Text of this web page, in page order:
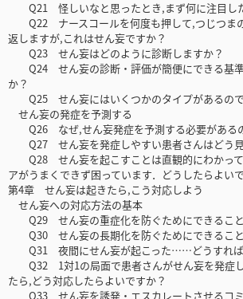
Q21 怪しいなと思ったとき,まず何に注目し
Q22 ナースコールを何度も押して,つじつま
返しますが,これはせん妄ですか？
Q23 せん妄はどのように診断しますか？
Q24 せん妄の診断・評価が簡便にできる基準
か？
Q25 せん妄にはいくつかのタイプがあるので
せん妄の発症を予測する
Q26 なぜ,せん妄発症を予測する必要がある
Q27 せん妄を発症しやすい患者さんはどう見
Q28 せん妄を起こすことは直観的にわかって
アがうまくできず困っています．どうしたらよい
第4章 せん妄は起きたら,こう対応しよう
せん妄への対応方法の基本
Q29 せん妄の重症化を防ぐためにできること
Q30 せん妄の長期化を防ぐためにできること
Q31 夜間にせん妄が起こった……どうすれば
Q32 1対1の局面で患者さんがせん妄を発症
たら,どう対応したらよいですか？
Q33 せん妄を誘発・エスカレートさせるコミ